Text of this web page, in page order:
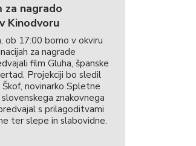
za nagrado
Kinodvoru
ob 17:00 bomo v okviru
za nagrade
film Gluha, španske
Projekciji bo sledil
novinarko Spletne
znakovnega
s prilagoditvami
ter slepe in slabovidne.